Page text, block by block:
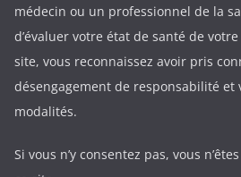
médecin ou un professionnel de la
d’évaluer votre état de santé de
site, vous reconnaissez avoir pris
désengagement de responsabilité et
modalités.
Si vous n’y consentez pas, vous